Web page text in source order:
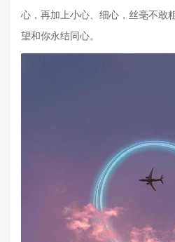
心，再加上小心、细心，丝毫不敢
望和你永结同心。